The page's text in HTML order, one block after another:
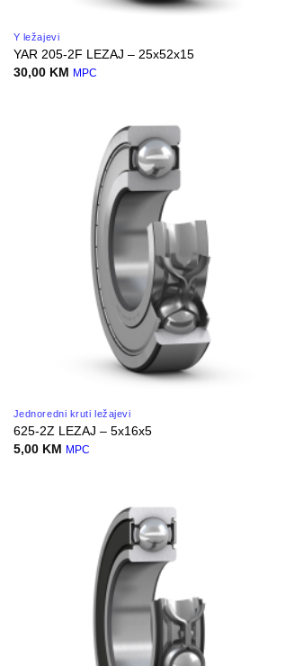
Y ležajevi
YAR 205-2F LEZAJ – 25x52x15
30,00 KM MPC
Jednoredni kruti ležajevi
625-2Z LEZAJ – 5x16x5
5,00 KM MPC